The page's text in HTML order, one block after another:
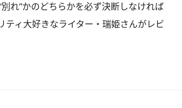
れ”かのどちらかを必ず決断しなければ
ィ大好きなライター・瑞姫さんがレビ